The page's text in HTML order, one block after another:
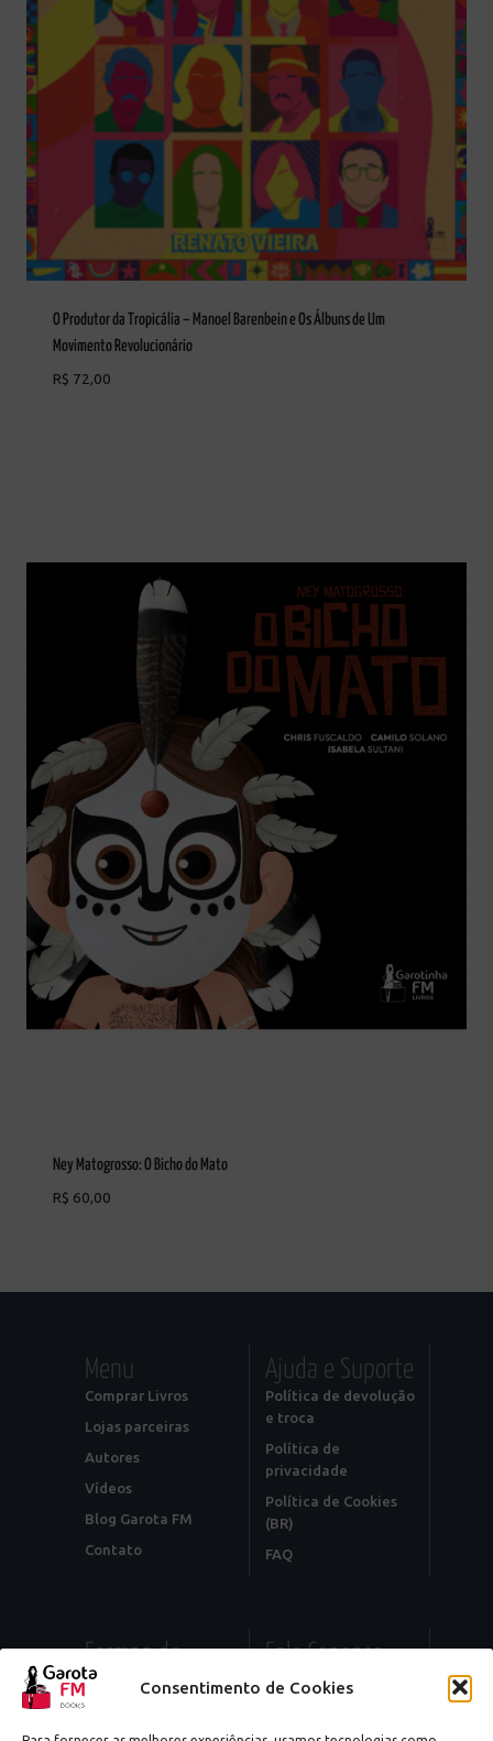
Consentimento de Cookies
O Produtor da Tropicália – Manoel Barenbein e Os Álbuns de Um
Movimento Revolucionário
R$ 72,00
Ney Matogrosso: O Bicho do Mato
R$ 60,00
Menu
Comprar Livros
Lojas parceiras
Autores
Vídeos
Blog Garota FM
Contato
Ajuda e Suporte
Política de devolução
e troca
Política de
privacidade
Política de Cookies
(BR)
FAQ
Formas de
Pagamento
Fale Conosco
Editorial:
contato@garotafm.com.br